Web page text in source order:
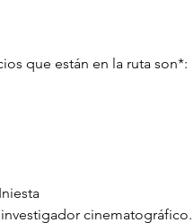
que están en la ruta son*:
cinematográfico.